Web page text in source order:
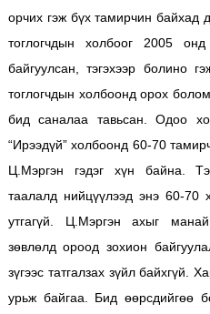
орчих гэж бүх тамирчин байхад
тоглогчдын холбоог 2005
байгуулсан, тэгэхээр болино
тоглогчдын холбоонд орох
бид саналаа тавьсан. Одоо
“Ирээдүй” холбоонд 60-70
Ц.Мэргэн гэдэг хүн байна.
таалалд нийцүүлээд энэ 60-70
утгагүй. Ц.Мэргэн ахыг
зөвлөлд ороод зохион
зүгээс татгалзах зүйл байхгүй.
урьж байгаа. Бид өөрсдийгөө